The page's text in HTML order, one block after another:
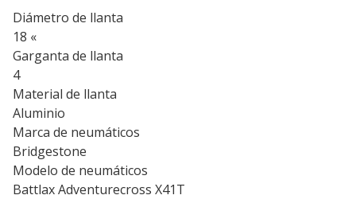
Diámetro de llanta
18 «
Garganta de llanta
4
Material de llanta
Aluminio
Marca de neumáticos
Bridgestone
Modelo de neumáticos
Battlax Adventurecross X41T